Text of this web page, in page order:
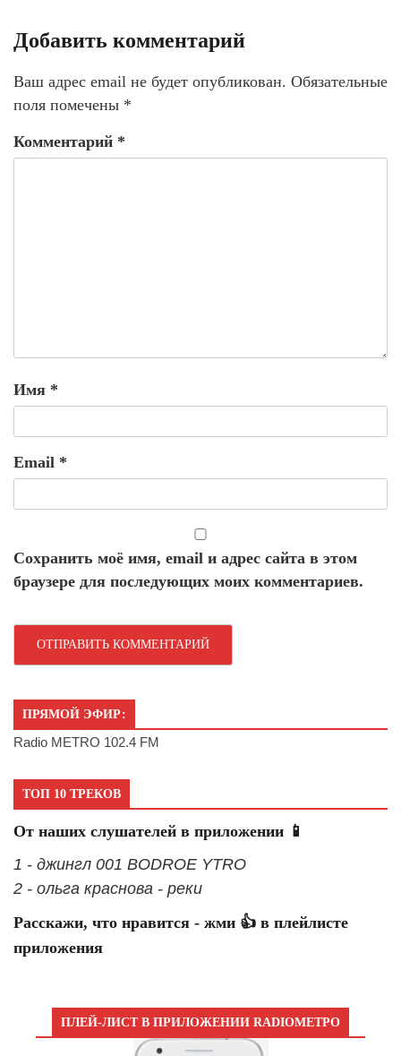
Добавить комментарий
Ваш адрес email не будет опубликован. Обязательные
поля помечены *
Комментарий *
Имя *
Email *
Сохранить моё имя, email и адрес сайта в этом
браузере для последующих моих комментариев.
ПРЯМОЙ ЭФИР:
Radio METRO 102.4 FM
ТОП 10 ТРЕКОВ
От наших слушателей в приложении 📱
1 - джингл 001 BODROE YTRO
2 - ольга краснова - реки
Расскажи, что нравится - жми 👍 в плейлисте
приложения
ПЛЕЙ-ЛИСТ В ПРИЛОЖЕНИИ RADIOМЕТРО